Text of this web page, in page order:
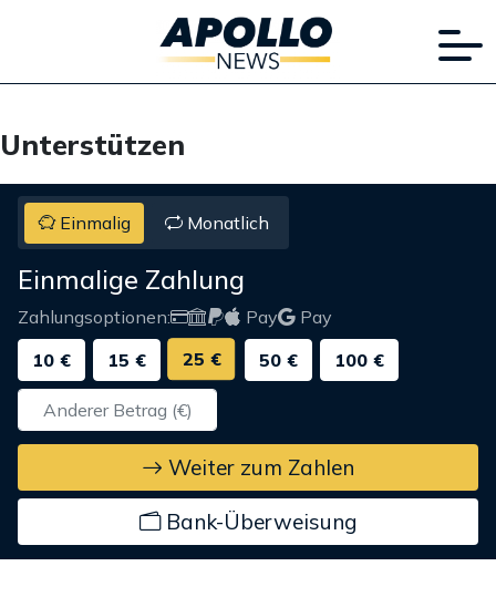
Unterstützen
Einmalig Monatlich
Einmalige Zahlung
Zahlungsoptionen: Pay
Pay
10 €
15 € 25 € 50 € 100 €
Weiter zum Zahlen
Bank-Überweisung